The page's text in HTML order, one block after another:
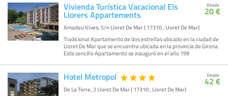
Vivienda Turística Vacacional Els
Llorers Appartements
Amadeu Vives, S/n Lloret De Mar ( 17310 , Lloret De Mar)
Tradicional Apartamento de dos estrellas ubicado en la ciudad de
Lloret De Mar que se encuentra ubicada en la provincia de Girona.
Este sencillo Apartamento se inauguró en el año 199
Desde
20 €
Hotel Metropol
De La Torre, 2 Lloret De Mar ( 17310 , Lloret De Mar)
Desde
42 €